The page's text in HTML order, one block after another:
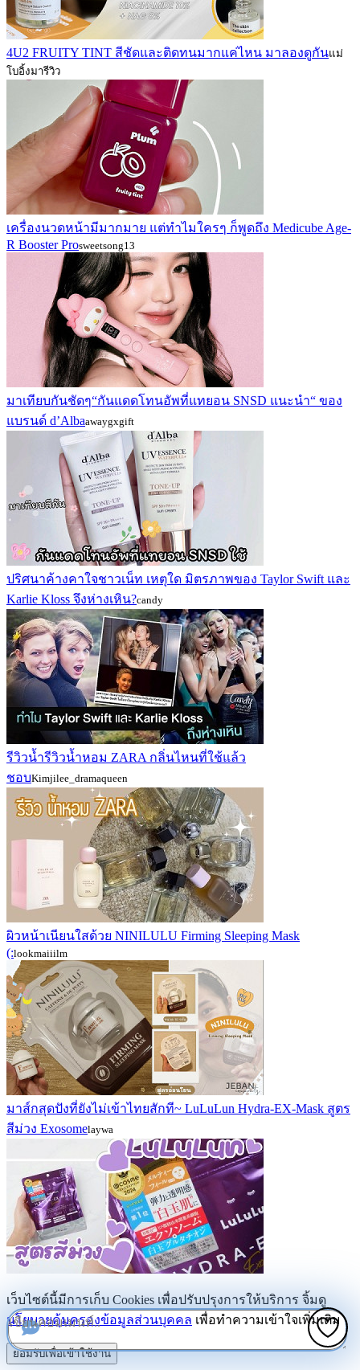
4U2 FRUITY TINT สีชัดและติดทนมากแค่ไหน มาลองดูกันแม่
โบอิ้งมารีวิว
เครื่องนวดหน้ามีมากมาย แต่ทำไมใครๆ ก็พูดถึง Medicube Age-
R Booster Prosweetsong13
มาเทียบกันชัดๆ“กันแดดโทนอัพที่แทยอน SNSD แนะนำ“ ของ
แบรนด์ d’Albaawaygxgift
ปริศนาค้างคาใจชาวเน็ท เหตุใด มิตรภาพของ Taylor Swift และ
Karlie Kloss จึงห่างเหิน?candy
รีวิวน้ำรีวิวน้ำหอม ZARA กลิ่นไหนที่ใช้แล้ว
ชอบKimjilee_dramaqueen
ผิวหน้าเนียนใสด้วย NINILULU Firming Sleeping Mask
(:lookmaiiilm
มาส์กสุดปังที่ยังไม่เข้าไทยสักที~ LuLuLun Hydra-EX-Mask สูตร
สีม่วง Exosomelaywa
เว็บไซต์นี้มีการเก็บ Cookies เพื่อปรับปรุงการให้บริการ จิ้มดู
นโยบายคุ้มครองข้อมูลส่วนบุคคล เพื่อทำความเข้าใจเพิ่มเติม
ยอมรับเพื่อเข้าใช้งาน